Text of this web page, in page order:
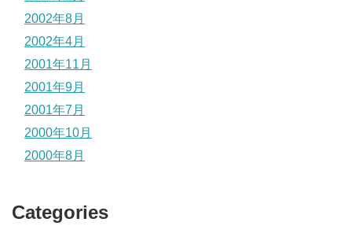
2002年8月
2002年4月
2001年11月
2001年9月
2001年7月
2000年10月
2000年8月
Categories